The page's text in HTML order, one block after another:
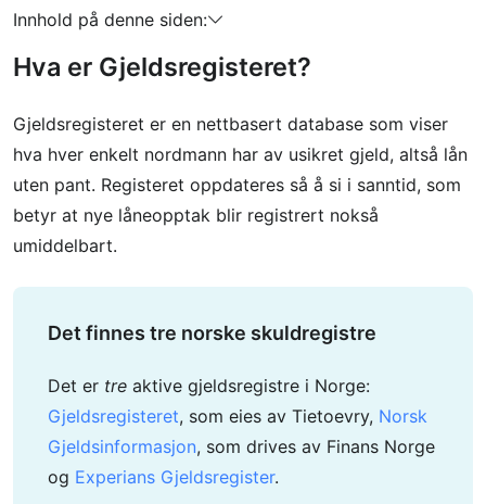
Innhold på denne siden:
Hva er Gjeldsregisteret?
Gjeldsregisteret er en nettbasert database som viser
hva hver enkelt nordmann har av usikret gjeld, altså lån
uten pant. Registeret oppdateres så å si i sanntid, som
betyr at nye låneopptak blir registrert nokså
umiddelbart.
Det finnes tre norske skuldregistre
Det er tre aktive gjeldsregistre i Norge:
Gjeldsregisteret, som eies av Tietoevry, Norsk
Gjeldsinformasjon, som drives av Finans Norge
og Experians Gjeldsregister.